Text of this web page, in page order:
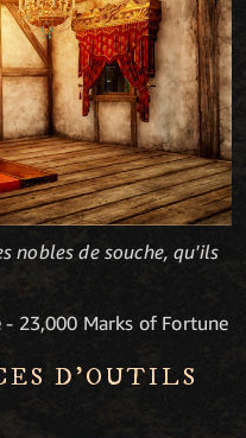
nobles de souche, qu'ils
23,000 Marks of Fortune
D'OUTILS